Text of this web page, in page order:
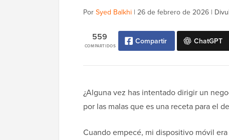
PorSyed Balkhi | 26 de febrero de 2026 |
COMPARTIDOS
559 Compartir ChatGPT
¿Alguna vez has intentado dirigir un
por las malas que es una receta para el
Cuando empecé, mi dispositivo móvil